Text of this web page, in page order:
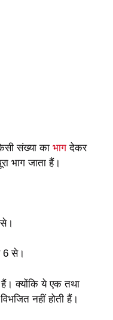
संख्या का भाग देकर
भाग जाता हैं।
6 से।
क्योंकि ये एक तथा
नहीं होती हैं।